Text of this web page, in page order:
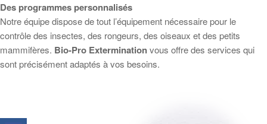
Des programmes personnalisés
Notre équipe dispose de tout l’équipement nécessaire pour le
contrôle des insectes, des rongeurs, des oiseaux et des petits
mammifères. Bio-Pro Exterminationvous offre des services qui
sont précisément adaptés à vos besoins.